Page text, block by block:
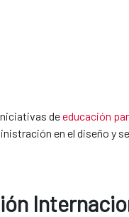
deeducación
en el diseño y